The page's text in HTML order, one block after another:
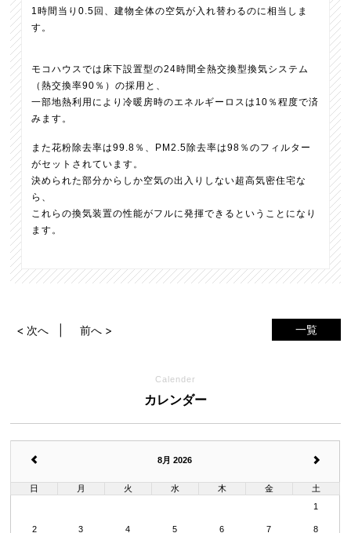
1時間当り0.5回、建物全体の空気が入れ替わるのに相当しま
す。
モコハウスでは床下設置型の24時間全熱交換型換気システム
（熱交換率90％）の採用と、
一部地熱利用により冷暖房時のエネルギーロスは10％程度で済
みます。
また花粉除去率は99.8％、PM2.5除去率は98％のフィルター
がセットされています。
決められた部分からしか空気の出入りしない超高気密住宅な
ら、
これらの換気装置の性能がフルに発揮できるということになり
ます。
一覧
< 次へ 前へ >
Calender
カレンダー
8月 2026
日 月 火 水 木 金
土
1
2 3 4 5 6 7 8